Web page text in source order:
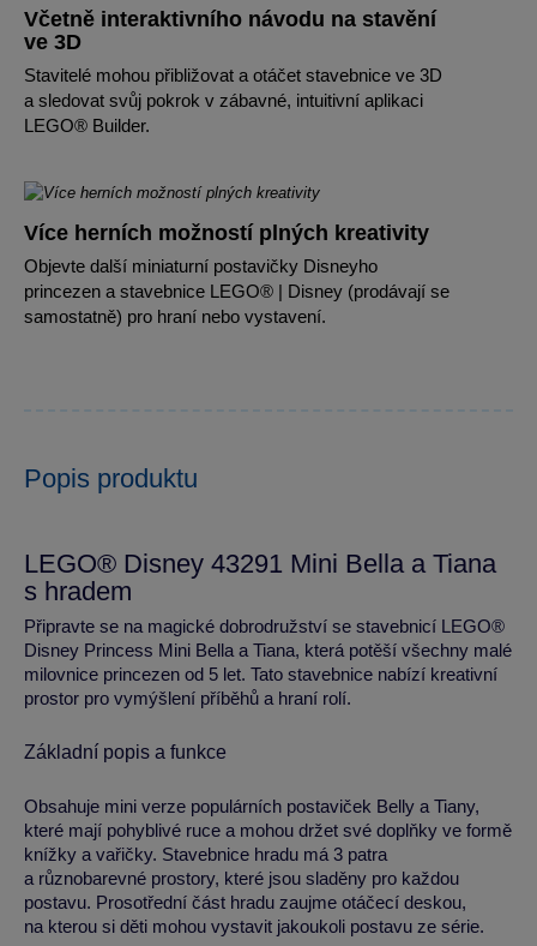
Včetně interaktivního návodu na stavění
ve 3D
Stavitelé mohou přibližovat a otáčet stavebnice ve 3D
a sledovat svůj pokrok v zábavné, intuitivní aplikaci
LEGO® Builder.
Více herních možností plných kreativity
Objevte další miniaturní postavičky Disneyho
princezen a stavebnice LEGO® | Disney (prodávají se
samostatně) pro hraní nebo vystavení.
Popis produktu
LEGO® Disney 43291 Mini Bella a Tiana
s hradem
Připravte se na magické dobrodružství se stavebnicí LEGO®
Disney Princess Mini Bella a Tiana, která potěší všechny malé
milovnice princezen od 5 let. Tato stavebnice nabízí kreativní
prostor pro vymýšlení příběhů a hraní rolí.
Základní popis a funkce
Obsahuje mini verze populárních postaviček Belly a Tiany,
které mají pohyblivé ruce a mohou držet své doplňky ve formě
knížky a vařičky. Stavebnice hradu má 3 patra
a různobarevné prostory, které jsou sladěny pro každou
postavu. Prosotřední část hradu zaujme otáčecí deskou,
na kterou si děti mohou vystavit jakoukoli postavu ze série.